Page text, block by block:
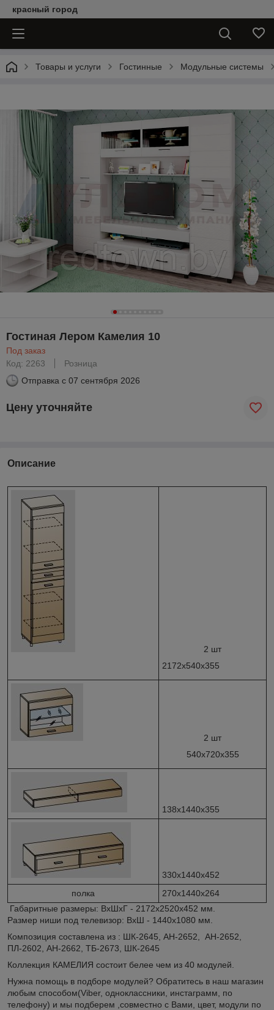
красный город
Товары и услуги Гостинные Модульные системы
Гостиная Лером Камелия 10
Под заказ
Код: 2263
Розница
Отправка с 07 сентября 2026
Цену уточняйте
Описание
2 шт
2172х540х355
2 шт
540х720х355
138х1440х355
330х1440х452
полка
270х1440х264
Габаритные размеры: ВхШхГ - 2172х2520х452 мм.
Размер ниши под телевизор: ВхШ - 1440х1080 мм.
Композиция составлена из : ШК-2645, АН-2652, АН-2652,
ПЛ-2602, АН-2662, ТБ-2673, ШК-2645
Коллекция КАМЕЛИЯ состоит белее чем из 40 модулей.
Нужна помощь в подборе модулей? Обратитесь в наш магазин
любым способом(Viber, одноклассники, инстаграмм, по
телефону) и мы подберем ,совместно с Вами, цвет, модули по